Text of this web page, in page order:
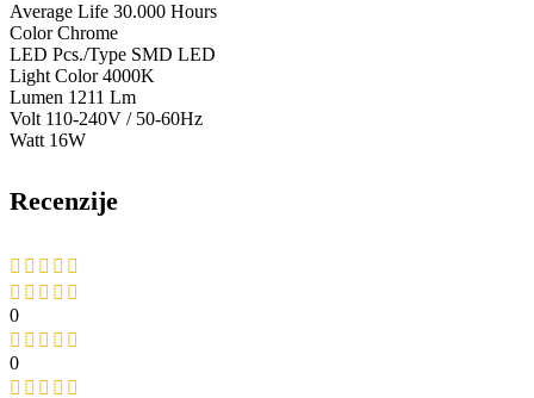
Average Life 30.000 Hours
Color Chrome
LED Pcs./Type SMD LED
Light Color 4000K
Lumen 1211 Lm
Volt 110-240V / 50-60Hz
Watt 16W
Recenzije
0
0